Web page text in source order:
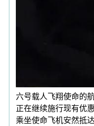
六号载人飞翔使命的
正在继续施行现有优
乘坐使命飞机安然抵